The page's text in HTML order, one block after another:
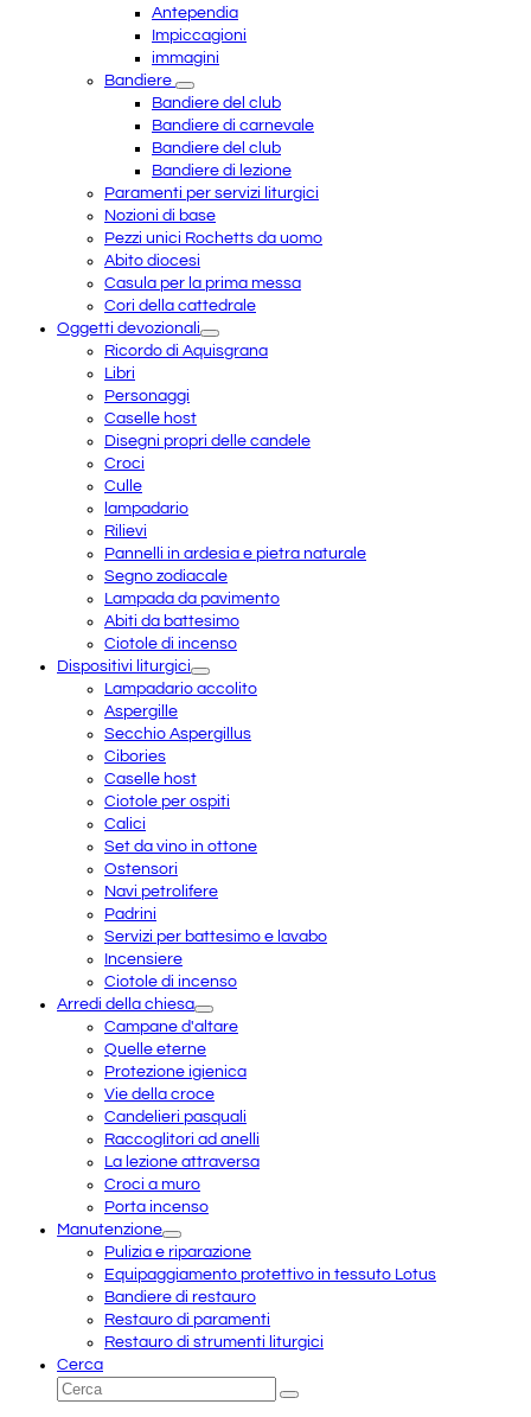
Antependia
Impiccagioni
immagini
Bandiere
Bandiere del club
Bandiere di carnevale
Bandiere del club
Bandiere di lezione
Paramenti per servizi liturgici
Nozioni di base
Pezzi unici Rochetts da uomo
Abito diocesi
Casula per la prima messa
Cori della cattedrale
Oggetti devozionali
Ricordo di Aquisgrana
Libri
Personaggi
Caselle host
Disegni propri delle candele
Croci
Culle
lampadario
Rilievi
Pannelli in ardesia e pietra naturale
Segno zodiacale
Lampada da pavimento
Abiti da battesimo
Ciotole di incenso
Dispositivi liturgici
Lampadario accolito
Aspergille
Secchio Aspergillus
Cibories
Caselle host
Ciotole per ospiti
Calici
Set da vino in ottone
Ostensori
Navi petrolifere
Padrini
Servizi per battesimo e lavabo
Incensiere
Ciotole di incenso
Arredi della chiesa
Campane d'altare
Quelle eterne
Protezione igienica
Vie della croce
Candelieri pasquali
Raccoglitori ad anelli
La lezione attraversa
Croci a muro
Porta incenso
Manutenzione
Pulizia e riparazione
Equipaggiamento protettivo in tessuto Lotus
Bandiere di restauro
Restauro di paramenti
Restauro di strumenti liturgici
Cerca
Cerca
Invia